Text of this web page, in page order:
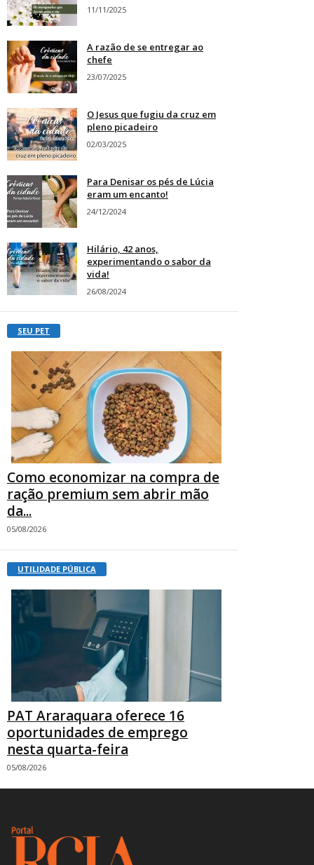
11/11/2025
A razão de se entregar ao
chefe
23/07/2025
O Jesus que fugiu da cruz em
pleno picadeiro
02/03/2025
Para Denisar os pés de Lúcia
eram um encanto!
24/12/2024
Hilário, 42 anos,
experimentando o sabor da
vida!
26/08/2024
SEU PET
Como economizar na compra de
ração premium sem abrir mão
da...
05/08/2026
UTILIDADE PÚBLICA
PAT Araraquara oferece 16
oportunidades de emprego
nesta quarta-feira
05/08/2026